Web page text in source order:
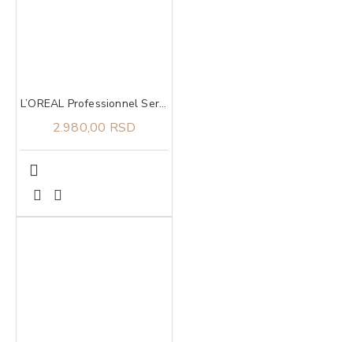
L’OREAL Professionnel Serie Expert Metal Detox maska 250ml
2.980,00 RSD